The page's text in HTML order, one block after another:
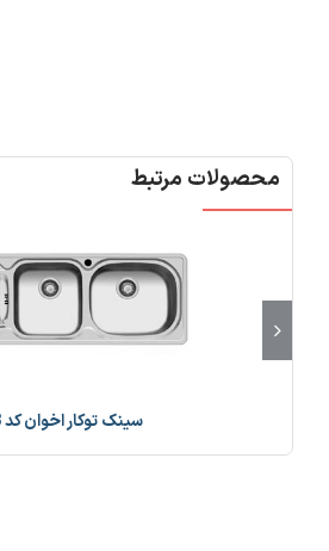
محصولات مرتبط
سینک توکار اخوان کد 18